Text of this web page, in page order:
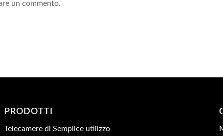
un commento.
PRODOTTI
Telecamere di Semplice utilizzo